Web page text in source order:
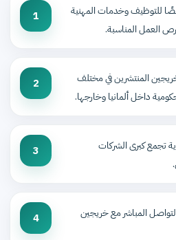
للتوظيف وخدمات المهنية
العمل المناسبة.
1
المنتشرين في مختلف
داخل ألمانيا وخارجها.
2
تجمع كبرى الشركات
3
المباشر مع خريجين
4